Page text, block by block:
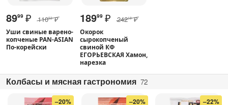
8999 ₽ 11052 ₽
Уши свиные варено-
копченые PAN-ASIAN
По-корейски
18999 ₽ 24219 ₽
Окорок
сырокопченый
свиной КФ
ЕГОРЬЕВСКАЯ Хамон,
нарезка
Колбасы и мясная гастрономия 72
–20% –20% –22%